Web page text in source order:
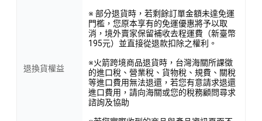
退換貨權益
※ 部分退貨時，若剩餘訂單金額未達免運
門檻，您原本享有的免運優惠將予以取
消，境外賣家保留補收去程運費（新臺幣
195元）並直接從退款扣除之權利。
※火箭跨境商品退貨時，台灣海關所課徵
的進口稅、營業稅、貨物稅、規費、關稅
等進口費用無法退還，若您有意請求退還
進口費用，請向海關或您的稅務顧問尋求
諮詢及協助